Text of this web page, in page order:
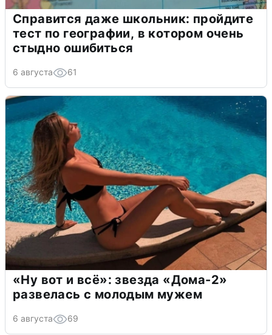
Справится даже школьник: пройдите
тест по географии, в котором очень
стыдно ошибиться
6 августа 61
«Ну вот и всё»: звезда «Дома-2»
развелась с молодым мужем
6 августа 69